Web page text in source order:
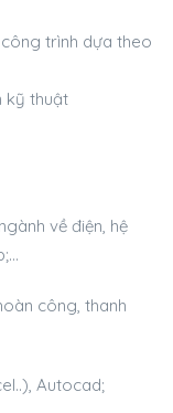
trình dựa theo
kỹ thuật
về điện, hệ
công, thanh
Autocad;